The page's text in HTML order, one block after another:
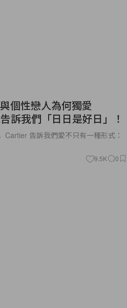
個性戀人為何獨愛
訴我們「日日是好日」！
告訴我們愛不只有一種形式：
9.5K 0